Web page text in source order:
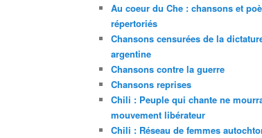
Au coeur du Che : chansons et
répertoriés
Chansons censurées de la
argentine
Chansons contre la guerre
Chansons reprises
Chili : Peuple qui chante ne
mouvement libérateur
Chili : Réseau de femmes